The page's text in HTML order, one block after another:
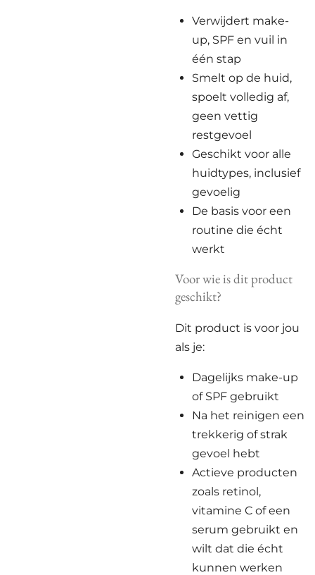
Verwijdert make-
up, SPF en vuil in
één stap
Smelt op de huid,
spoelt volledig af,
geen vettig
restgevoel
Geschikt voor alle
huidtypes, inclusief
gevoelig
De basis voor een
routine die écht
werkt
Voor wie is dit product
geschikt?
Dit product is voor jou
als je:
Dagelijks make-up
of SPF gebruikt
Na het reinigen een
trekkerig of strak
gevoel hebt
Actieve producten
zoals retinol,
vitamine C of een
serum gebruikt en
wilt dat die écht
kunnen werken